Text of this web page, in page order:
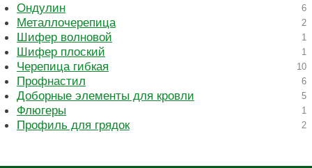
Ондулин 6
Металлочерепица 2
Шифер волновой 1
Шифер плоский 1
Черепица гибкая 10
Профнастил 6
Доборные элементы для кровли 5
Флюгеры 1
Профиль для грядок 2